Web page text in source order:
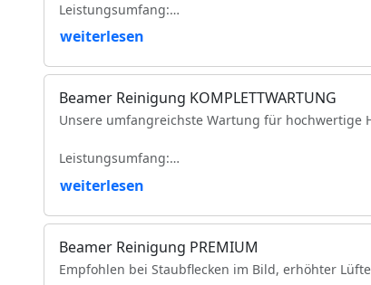
Leistungsumfang:
Reinigung der Luftfilter und Gehäuseteile
Reinigung der Lüfter und Lüftungskanäle
Objektivreinigung
Entfernung loser Staubablagerungen im
Funktionsprüfung
VDE-Sicherheitsprüfung
weiterlesen
Beamer Reinigung KOMPLETTWARTUNG
Unsere umfangreichste Wartung für hochwertige
Leistungsumfang:
Vollständige Zerlegung des Projektors
Komplette Reinigung des optischen Lichtwegs
Reinigung des DMD-/LCD-Bereichs
Reinigung und Prüfung des Farbrads
weiterlesen
Beamer Reinigung PREMIUM
Empfohlen bei Staubflecken im Bild, erhöhter